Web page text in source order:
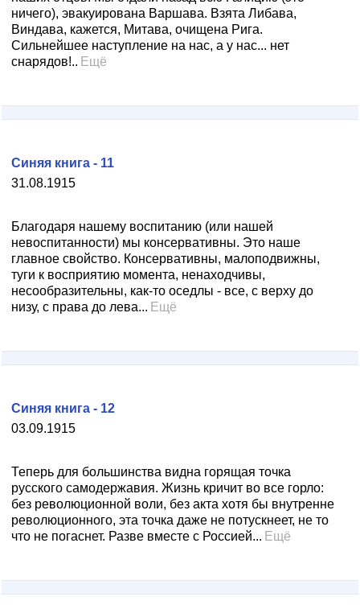
ничего), эвакуирована Варшава. Взята Либава,
Виндава, кажется, Митава, очищена Рига.
Сильнейшее наступление на нас, а у нас... нет
снарядов!.. Ещё
31.08.1915
Синяя книга - 11
Благодаря нашему воспитанию (или нашей
невоспитанности) мы консервативны. Это наше
главное свойство. Консервативны, малоподвижны,
туги к восприятию момента, ненаходчивы,
несообразительны, как-то оседлы - все, с верху до
низу, с права до лева... Ещё
03.09.1915
Синяя книга - 12
Теперь для большинства видна горящая точка
русского самодержавия. Жизнь кричит во все горло:
без революционной воли, без акта хотя бы внутренне
революционного, эта точка даже не потускнеет, не то
что не погаснет. Разве вместе с Россией... Ещё